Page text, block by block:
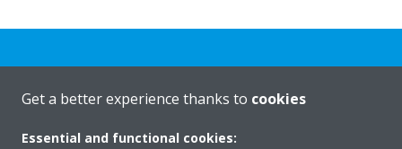
Rreth nesh
Get a better experience thanks to cookies
Essential and functional cookies: